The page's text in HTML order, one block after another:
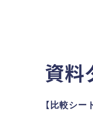
資料
【比較シ